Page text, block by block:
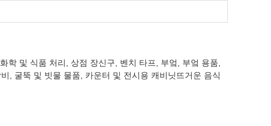
학 및 식품 처리, 상점 장신구, 벤치 타프, 부엌, 부엌 용품,
, 굴뚝 및 빗물 물품, 카운터 및 전시용 캐비닛뜨거운 음식